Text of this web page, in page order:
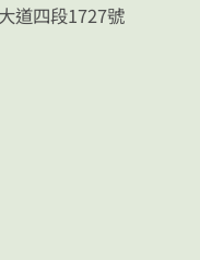
道四段1727號